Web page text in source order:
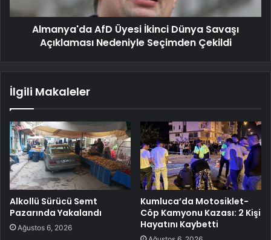
Almanya'da AfD Üyesi İkinci Dünya Savaşı
Açıklaması Nedeniyle Seçimden Çekildi
İlgili Makaleler
Alkollü Sürücü Semt
Pazarında Yakalandı
Ağustos 6, 2026
Kumluca’da Motosiklet-
Cöp Kamyonu Kazası: 2 Kişi
Hayatını Kaybetti